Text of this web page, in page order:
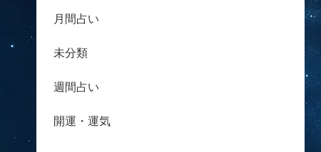
月間占い
未分類
週間占い
開運・運気